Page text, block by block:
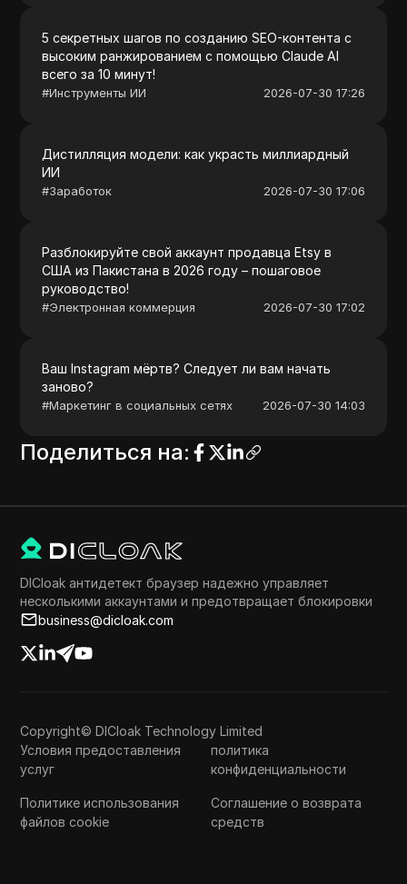
5 секретных шагов по созданию SEO-контента с
высоким ранжированием с помощью Claude AI
всего за 10 минут!
#Инструменты ИИ 2026-07-30 17:26
Дистилляция модели: как украсть миллиардный
ИИ
#Заработок 2026-07-30 17:06
Разблокируйте свой аккаунт продавца Etsy в
США из Пакистана в 2026 году – пошаговое
руководство!
#Электронная коммерция 2026-07-30 17:02
Ваш Instagram мёртв? Следует ли вам начать
заново?
#Маркетинг в социальных сетях 2026-07-30 14:03
Поделиться на:
DICloak антидетект браузер надежно управляет
несколькими аккаунтами и предотвращает блокировки
business@dicloak.com
Copyright© DICloak Technology Limited
Условия предоставления
услуг
политика
конфиденциальности
Политике использования
файлов cookie
Соглашение о возврата
средств